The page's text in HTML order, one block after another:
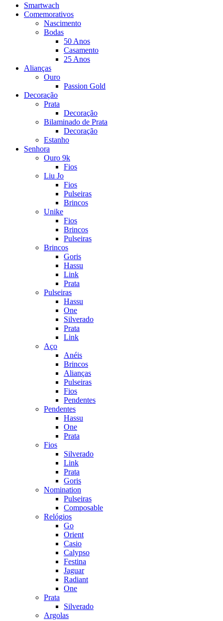
Smartwach
Comemorativos
Nascimento
Bodas
50 Anos
Casamento
25 Anos
Alianças
Ouro
Passion Gold
Decoração
Prata
Decoração
Bilaminado de Prata
Decoração
Estanho
Senhora
Ouro 9k
Fios
Liu Jo
Fios
Pulseiras
Brincos
Unike
Fios
Brincos
Pulseiras
Brincos
Goris
Hassu
Link
Prata
Pulseiras
Hassu
One
Silverado
Prata
Link
Aço
Anéis
Brincos
Alianças
Pulseiras
Fios
Pendentes
Pendentes
Hassu
One
Prata
Fios
Silverado
Link
Prata
Goris
Nomination
Pulseiras
Composable
Relógios
Go
Orient
Casio
Calypso
Festina
Jaguar
Radiant
One
Prata
Silverado
Argolas